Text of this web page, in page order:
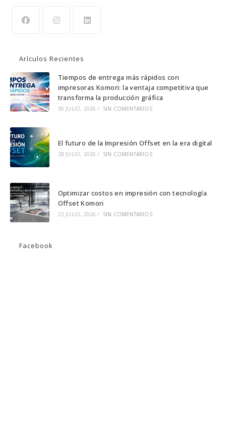
una
nueva
pestaña
una
nueva
pestaña
una
nueva
pestaña
Arículos Recientes
Tiempos de entrega más rápidos con
impresoras Komori: la ventaja competitiva que
transforma la producción gráfica
30 JULIO, 2026 / SIN COMENTARIOS
El futuro de la Impresión Offset en la era digital
28 JULIO, 2026 / SIN COMENTARIOS
Optimizar costos en impresión con tecnología
Offset Komori
22 JULIO, 2026 / SIN COMENTARIOS
Facebook